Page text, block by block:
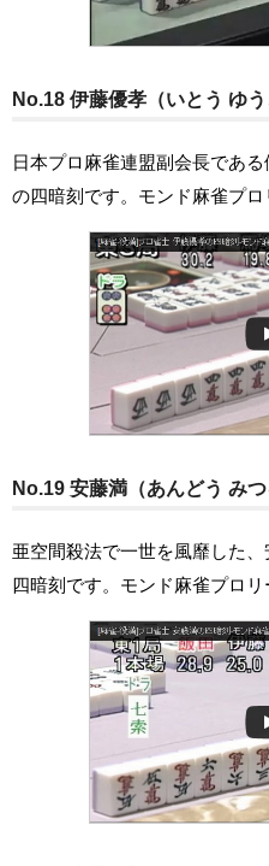
No.18 伊藤優孝（いとう ゆ
日本プロ麻雀連盟副会長であ
の四暗刻です。モンド麻雀プロ
No.19 安藤満（あんどう み
亜空間殺法で一世を風靡した
四暗刻です。モンド麻雀プロリ